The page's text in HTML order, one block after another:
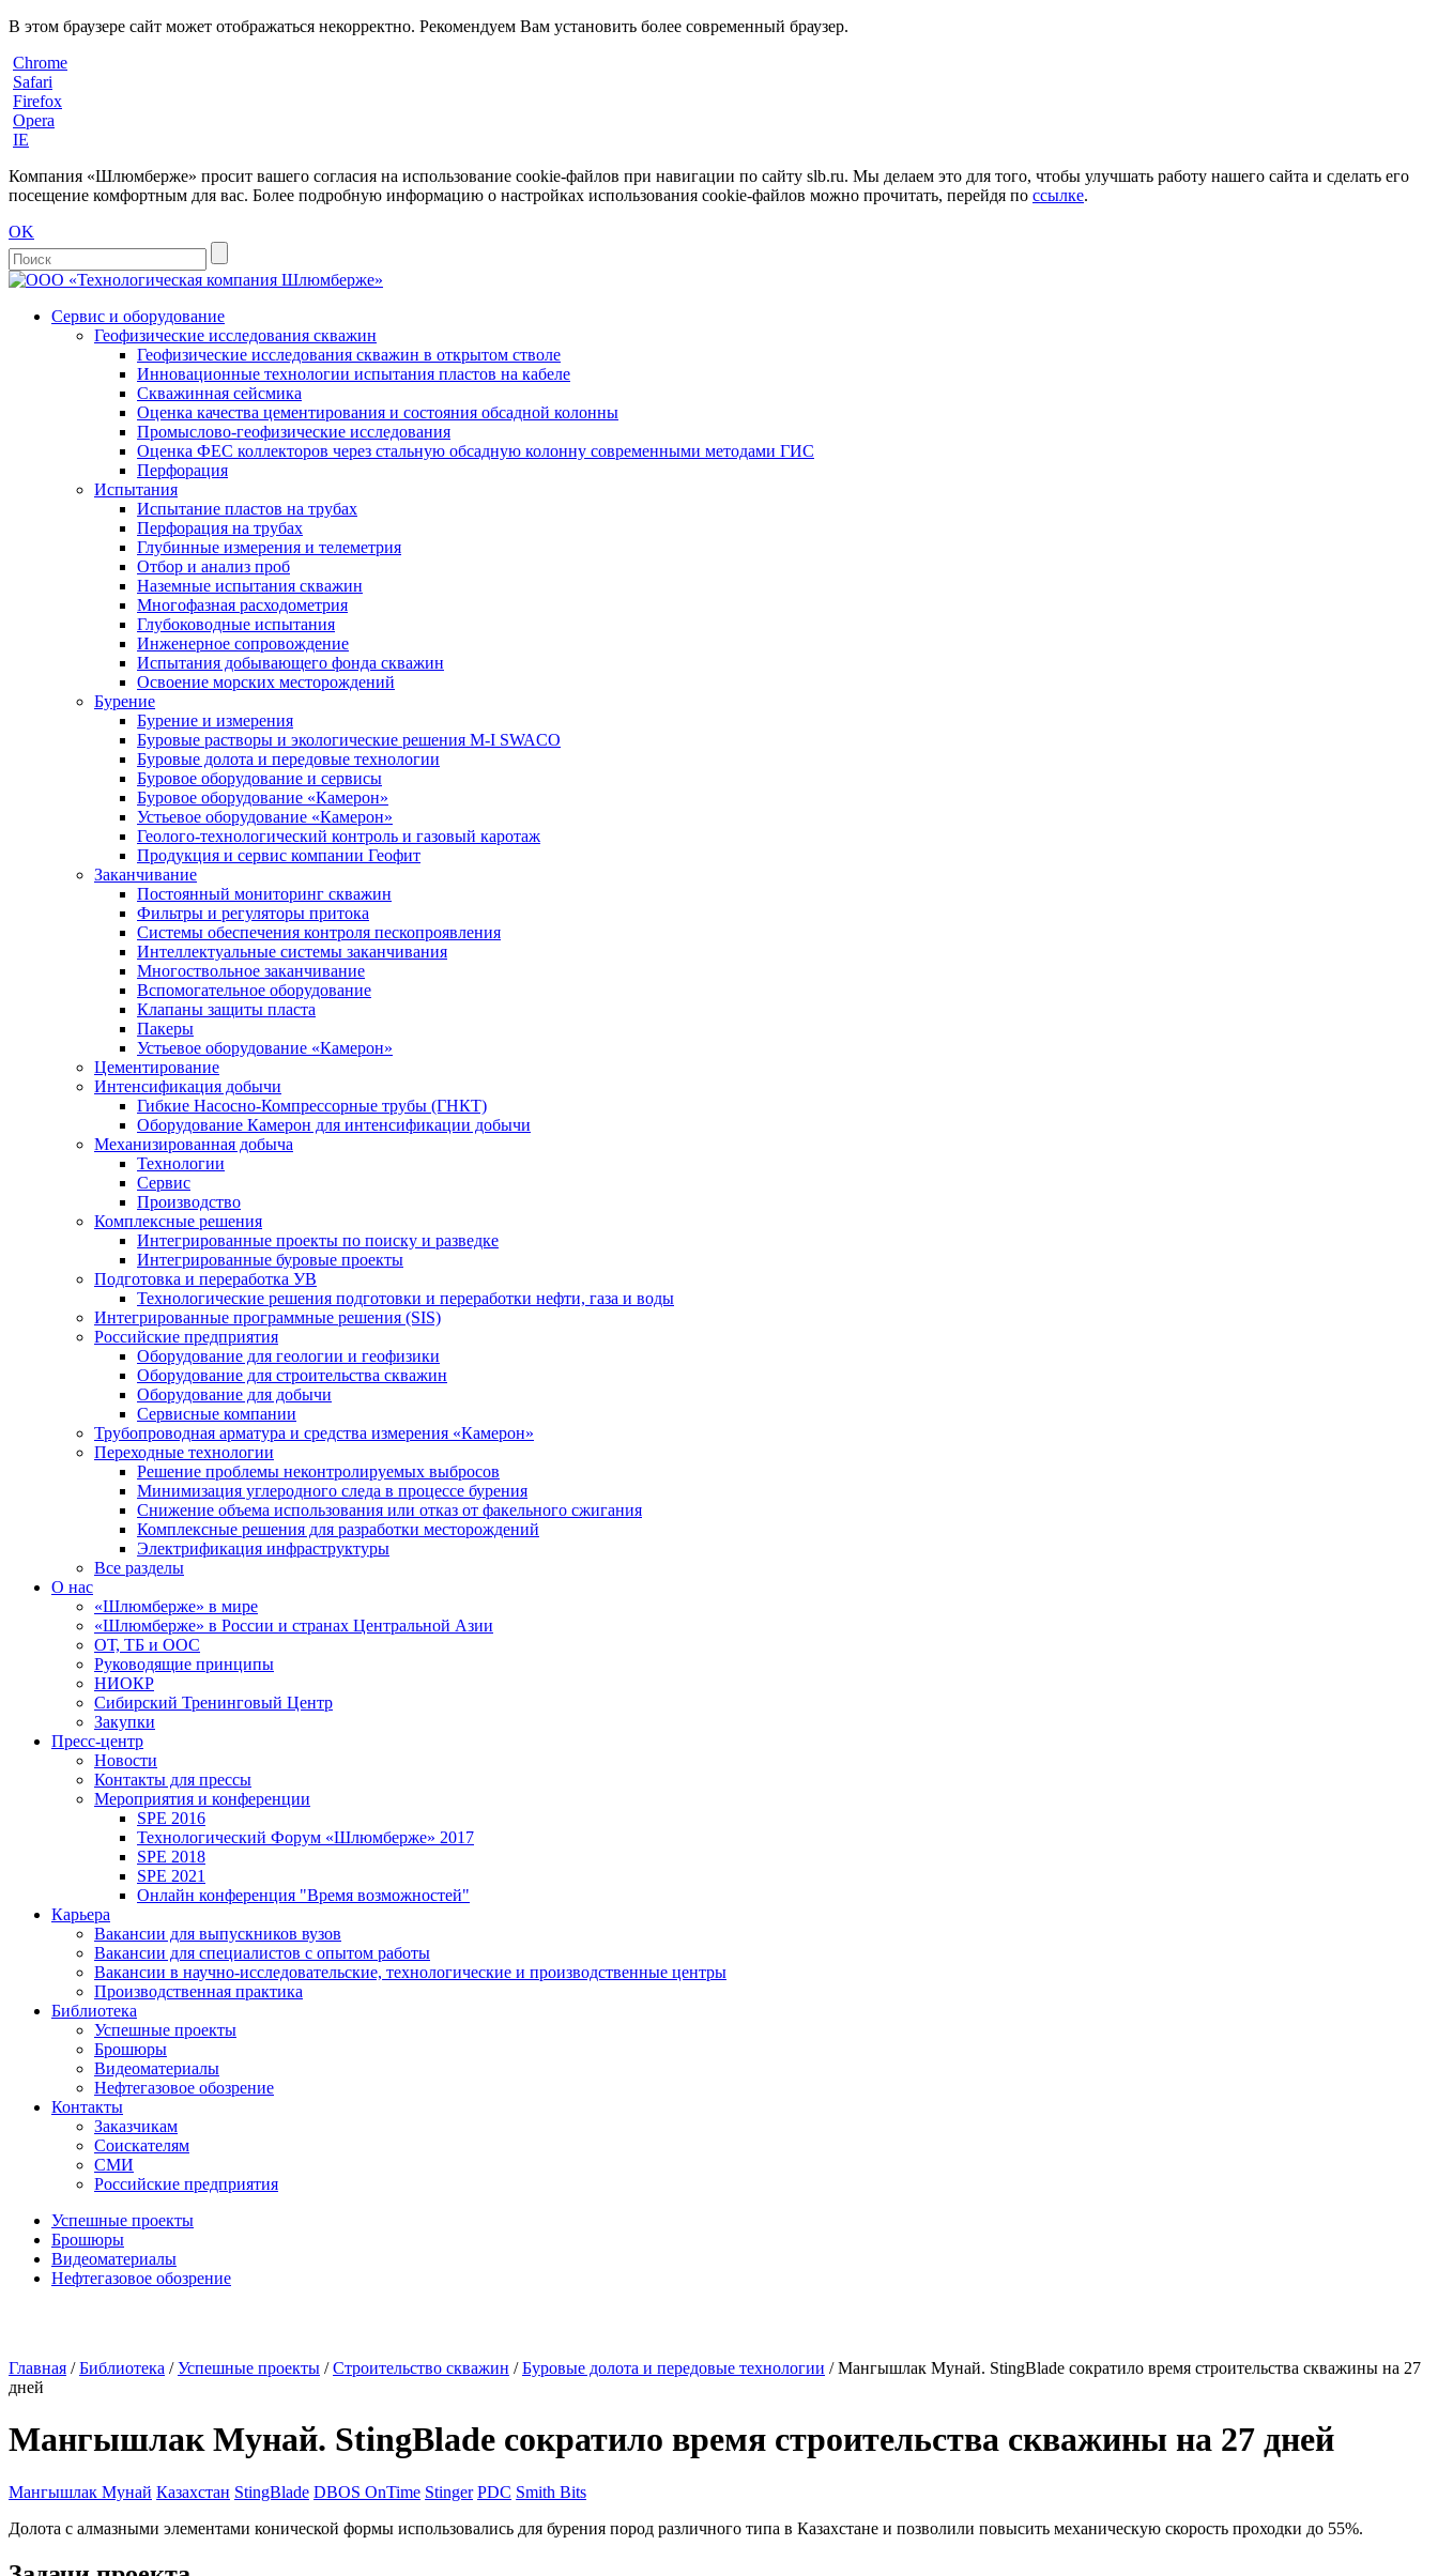
В этом браузере сайт может отображаться некорректно. Рекомендуем Вам установить более современный браузер.
Chrome
Safari
Firefox
Opera
IE
Компания «Шлюмберже» просит вашего согласия на использование cookie-файлов при навигации по сайту slb.ru. Мы делаем это для того, чтобы улучшать работу нашего сайта и сделать его
посещение комфортным для вас. Более подробную информацию о настройках использования cookie-файлов можно прочитать, перейдя по ссылке.
OK
Сервис и оборудование
Геофизические исследования скважин
Геофизические исследования скважин в открытом стволе
Инновационные технологии испытания пластов на кабеле
Скважинная сейсмика
Оценка качества цементирования и состояния обсадной колонны
Промыслово-геофизические исследования
Оценка ФЕС коллекторов через стальную обсадную колонну современными методами ГИС
Перфорация
Испытания
Испытание пластов на трубах
Перфорация на трубах
Глубинные измерения и телеметрия
Отбор и анализ проб
Наземные испытания скважин
Многофазная расходометрия
Глубоководные испытания
Инженерное сопровождение
Испытания добывающего фонда скважин
Освоение морских месторождений
Бурение
Бурение и измерения
Буровые растворы и экологические решения M-I SWACO
Буровые долота и передовые технологии
Буровое оборудование и сервисы
Буровое оборудование «Камерон»
Устьевое оборудование «Камерон»
Геолого-технологический контроль и газовый каротаж
Продукция и сервис компании Геофит
Заканчивание
Постоянный мониторинг скважин
Фильтры и регуляторы притока
Cистемы обеспечения контроля пескопроявления
Интеллектуальные системы заканчивания
Многоствольное заканчивание
Вспомогательное оборудование
Клапаны защиты пласта
Пакеры
Устьевое оборудование «Камерон»
Цементирование
Интенсификация добычи
Гибкие Насосно-Компрессорные трубы (ГНКТ)
Оборудование Камерон для интенсификации добычи
Механизированная добыча
Технологии
Сервис
Производство
Комплексные решения
Интегрированные проекты по поиску и разведке
Интегрированные буровые проекты
Подготовка и переработка УВ
Технологические решения подготовки и переработки нефти, газа и воды
Интегрированные программные решения (SIS)
Российские предприятия
Оборудование для геологии и геофизики
Оборудование для строительства скважин
Оборудование для добычи
Сервисные компании
Трубопроводная арматура и средства измерения «Камерон»
Переходные технологии
Решение проблемы неконтролируемых выбросов
Минимизация углеродного следа в процессе бурения
Снижение объема использования или отказ от факельного сжигания
Комплексные решения для разработки месторождений
Электрификация инфраструктуры
Все разделы
О нас
«Шлюмберже» в мире
«Шлюмберже» в России и странах Центральной Азии
ОТ, ТБ и ООС
Руководящие принципы
НИОКР
Сибирский Тренинговый Центр
Закупки
Пресс-центр
Новости
Контакты для прессы
Мероприятия и конференции
SPE 2016
Технологический Форум «Шлюмберже» 2017
SPE 2018
SPE 2021
Онлайн конференция "Время возможностей"
Карьера
Вакансии для выпускников вузов
Вакансии для специалистов с опытом работы
Вакансии в научно-исследовательские, технологические и производственные центры
Производственная практика
Библиотека
Успешные проекты
Брошюры
Видеоматериалы
Нефтегазовое обозрение
Контакты
Заказчикам
Соискателям
СМИ
Российские предприятия
Успешные проекты
Брошюры
Видеоматериалы
Нефтегазовое обозрение
Главная /Библиотека /Успешные проекты /Строительство скважин /Буровые долота и передовые технологии /Мангышлак Мунай. StingBlade сократило время строительства скважины на 27
дней
Мангышлак Мунай. StingBlade сократило время строительства скважины на 27 дней
Мангышлак Мунай Казахстан StingBlade DBOS OnTime Stinger PDC Smith Bits
Долота с алмазными элементами конической формы использовались для бурения пород различного типа в Казахстане и позволили повысить механическую скорость проходки до 55%.